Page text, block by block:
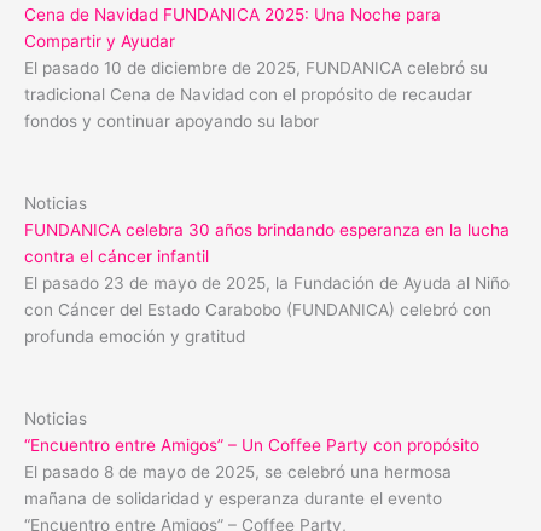
Cena de Navidad FUNDANICA 2025: Una Noche para
Compartir y Ayudar
El pasado 10 de diciembre de 2025, FUNDANICA celebró su
tradicional Cena de Navidad con el propósito de recaudar
fondos y continuar apoyando su labor
Noticias
FUNDANICA celebra 30 años brindando esperanza en la lucha
contra el cáncer infantil
El pasado 23 de mayo de 2025, la Fundación de Ayuda al Niño
con Cáncer del Estado Carabobo (FUNDANICA) celebró con
profunda emoción y gratitud
Noticias
“Encuentro entre Amigos” – Un Coffee Party con propósito
El pasado 8 de mayo de 2025, se celebró una hermosa
mañana de solidaridad y esperanza durante el evento
“Encuentro entre Amigos” – Coffee Party,